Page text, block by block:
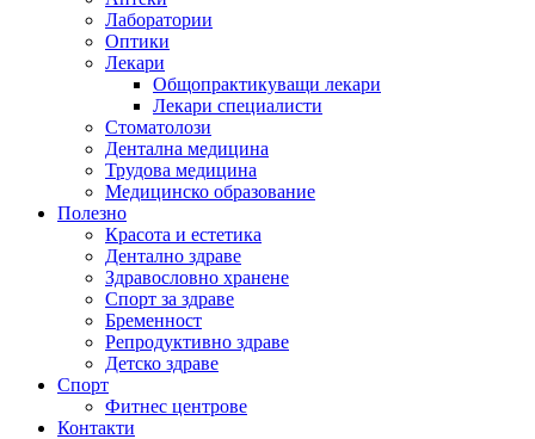
Лаборатории
Оптики
Лекари
Общопрактикуващи лекари
Лекари специалисти
Стоматолози
Дентална медицина
Трудова медицина
Медицинско образование
Полезно
Красота и естетика
Дентално здраве
Здравословно хранене
Спорт за здраве
Бременност
Репродуктивно здраве
Детско здраве
Спорт
Фитнес центрове
Контакти